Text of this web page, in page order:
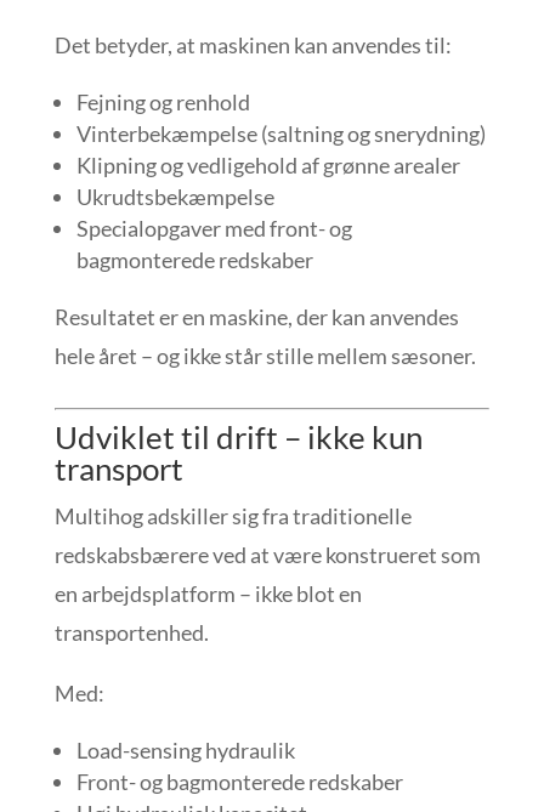
Det betyder, at maskinen kan anvendes til:
Fejning og renhold
Vinterbekæmpelse (saltning og snerydning)
Klipning og vedligehold af grønne arealer
Ukrudtsbekæmpelse
Specialopgaver med front- og
bagmonterede redskaber
Resultatet er en maskine, der kan anvendes
hele året – og ikke står stille mellem sæsoner.
Udviklet til drift – ikke kun
transport
Multihog adskiller sig fra traditionelle
redskabsbærere ved at være konstrueret som
en arbejdsplatform – ikke blot en
transportenhed.
Med:
Load-sensing hydraulik
Front- og bagmonterede redskaber